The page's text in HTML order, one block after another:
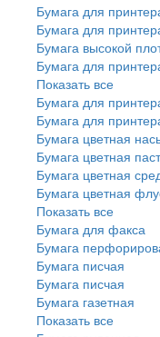
Бумага для
Бумага для
Бумага высокой
Бумага для
Показать все
Бумага для
Бумага для
Бумага цветная
Бумага цветная
Бумага цветная
Бумага цветная
Показать все
Бумага для факса
Бумага
Бумага писчая
Бумага писчая
Бумага газетная
Показать все